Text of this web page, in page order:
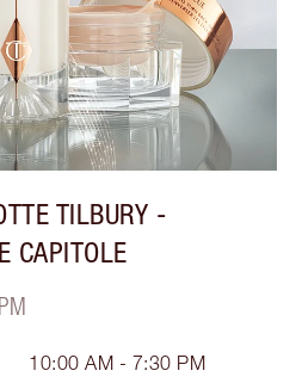
TILBURY -
CAPITOLE
10:00 AM - 7:30 PM